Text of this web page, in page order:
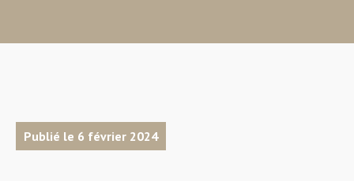
Publié le 6 février 2024